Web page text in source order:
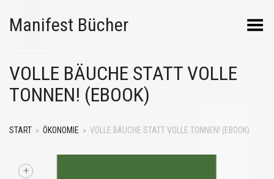
Manifest Bücher Menü umschalten
VOLLE BÄUCHE STATT VOLLE
TONNEN! (EBOOK)
START » ÖKONOMIE » VOLLE BÄUCHE STATT VOLLE TONNEN! (EBOOK)
+